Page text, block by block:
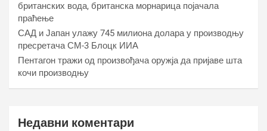
британских вода, британска морнарица појачала
праћење
САД и Јапан улажу 745 милиона долара у производњу
пресретача СМ-3 Блоцк ИИА
Пентагон тражи од произвођача оружја да пријаве шта
кочи производњу
Недавни коментари